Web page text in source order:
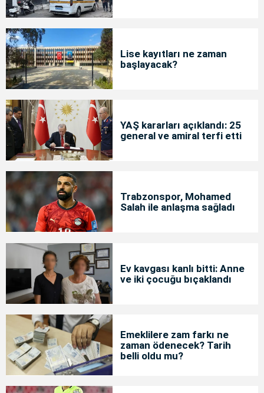
Lise kayıtları ne zaman
başlayacak?
YAŞ kararları açıklandı: 25
general ve amiral terfi etti
Trabzonspor, Mohamed
Salah ile anlaşma sağladı
Ev kavgası kanlı bitti: Anne
ve iki çocuğu bıçaklandı
Emeklilere zam farkı ne
zaman ödenecek? Tarih
belli oldu mu?